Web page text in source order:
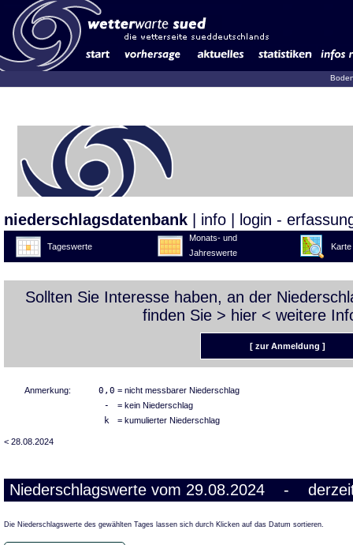
niederschlagsdatenbank info login -
Tageswerte
Monats- und
Jahreswerte
Karte
Sollten Sie Interesse haben, an der
finden Sie > hier < weitere
[ zur Anmeldung ]
Anmerkung: 0,0 = nicht messbarer Niederschlag
- = kein Niederschlag
k = kumulierter Niederschlag
< 28.08.2024
Niederschlagswerte vom 29.08.2024 -
Die Niederschlagswerte des gewählten Tages lassen sich durch Klicken auf das Datum sortieren.